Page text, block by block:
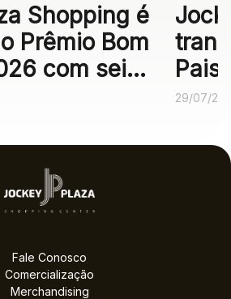
Shopping é
Prêmio Bom
com seis
voto
Pais
29/07/
Fale Conosco
Comercialização
Merchandising